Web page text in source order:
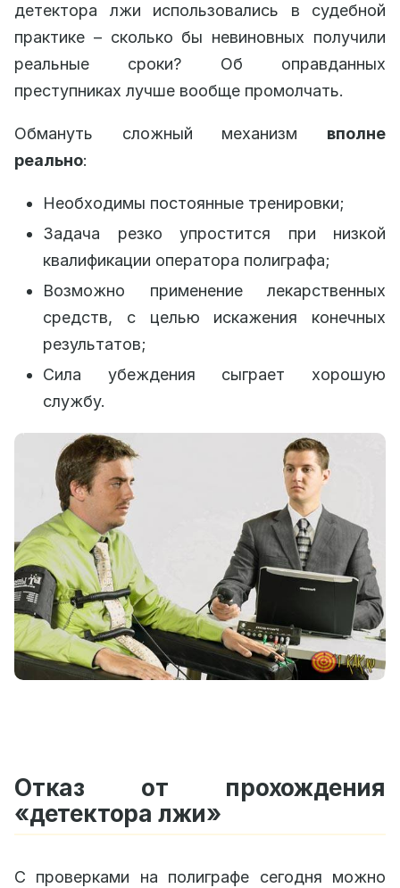
детектора лжи использовались в судебной
практике – сколько бы невиновных получили
реальные сроки? Об оправданных
преступниках лучше вообще промолчать.
Обмануть сложный механизм вполне
реально:
Необходимы постоянные тренировки;
Задача резко упростится при низкой
квалификации оператора полиграфа;
Возможно применение лекарственных
средств, с целью искажения конечных
результатов;
Сила убеждения сыграет хорошую
службу.
Отказ от прохождения
«детектора лжи»
С проверками на полиграфе сегодня можно